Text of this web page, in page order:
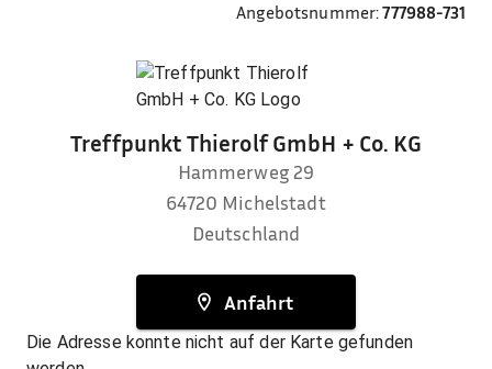
Angebotsnummer:777988-731
Treffpunkt Thierolf GmbH + Co. KG
Hammerweg 29
64720 Michelstadt
Deutschland
Anfahrt
Die Adresse konnte nicht auf der Karte gefunden